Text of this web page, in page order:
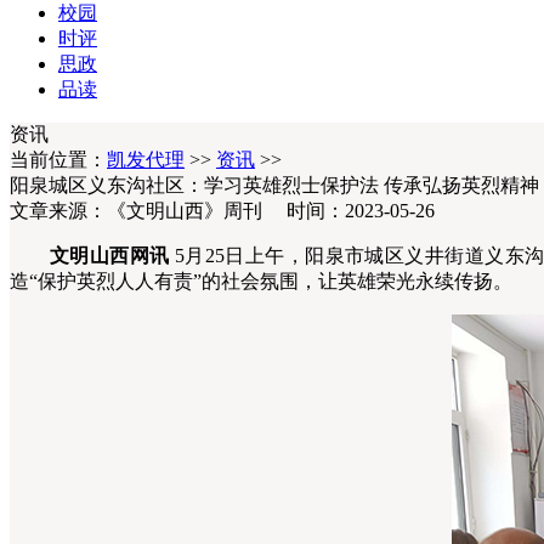
校园
时评
思政
品读
资讯
当前位置： 凯发代理 >> 资讯 >>
阳泉城区义东沟社区：学习英雄烈士保护法 传承弘扬英烈精神
文章来源：《文明山西》周刊 时间：2023-05-26
文明山西网讯 5月25日上午，阳泉市城区义井街道义东
造“保护英烈人人有责”的社会氛围，让英雄荣光永续传扬。